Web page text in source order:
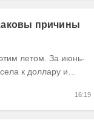
причины
летом. За июнь-
к доллару и
16:19